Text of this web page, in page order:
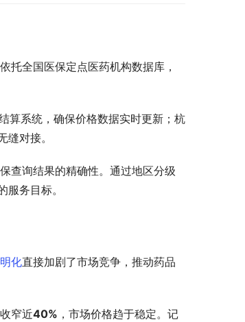
托全国医保定点医药机构数据库，
算系统，确保价格数据实时更新；杭
对接。
查询结果的精确性。通过地区分级
务目标。
化直接加剧了市场竞争，推动药品
窄近40% ，市场价格趋于稳定。记